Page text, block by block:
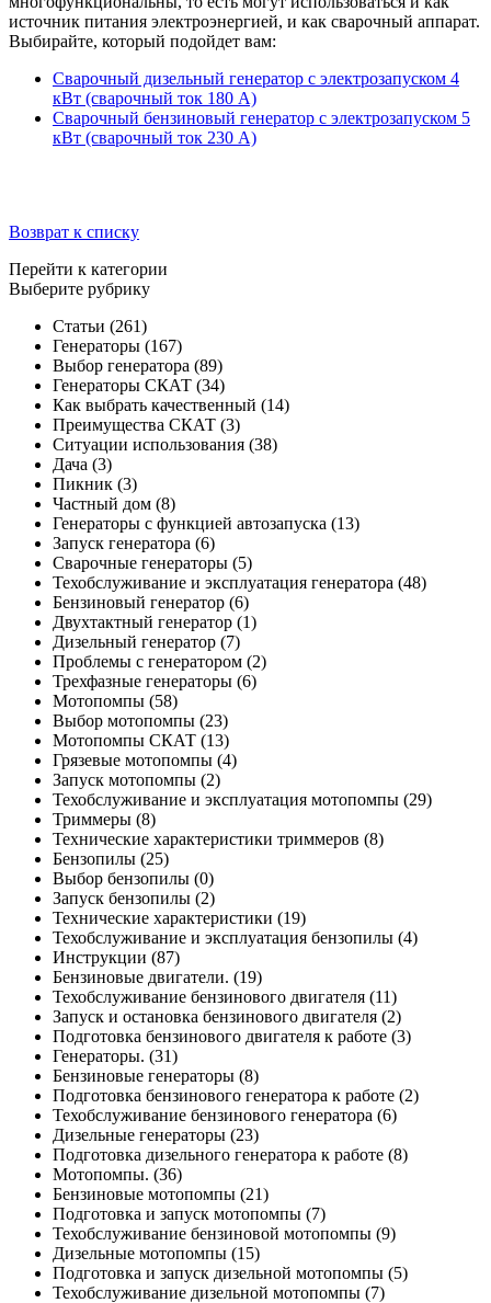
источник питания электроэнергией, и как сварочный аппарат.
Выбирайте, который подойдет вам:
Сварочный дизельный генератор с электрозапуском 4
кВт (сварочный ток 180 А)
Сварочный бензиновый генератор с электрозапуском 5
кВт (сварочный ток 230 А)
Возврат к списку
Перейти к категории
Выберите рубрику
Статьи (261)
Генераторы (167)
Выбор генератора (89)
Генераторы СКАТ (34)
Как выбрать качественный (14)
Преимущества СКАТ (3)
Ситуации использования (38)
Дача (3)
Пикник (3)
Частный дом (8)
Генераторы с функцией автозапуска (13)
Запуск генератора (6)
Сварочные генераторы (5)
Техобслуживание и эксплуатация генератора (48)
Бензиновый генератор (6)
Двухтактный генератор (1)
Дизельный генератор (7)
Проблемы с генератором (2)
Трехфазные генераторы (6)
Мотопомпы (58)
Выбор мотопомпы (23)
Мотопомпы СКАТ (13)
Грязевые мотопомпы (4)
Запуск мотопомпы (2)
Техобслуживание и эксплуатация мотопомпы (29)
Триммеры (8)
Технические характеристики триммеров (8)
Бензопилы (25)
Выбор бензопилы (0)
Запуск бензопилы (2)
Технические характеристики (19)
Техобслуживание и эксплуатация бензопилы (4)
Инструкции (87)
Бензиновые двигатели. (19)
Техобслуживание бензинового двигателя (11)
Запуск и остановка бензинового двигателя (2)
Подготовка бензинового двигателя к работе (3)
Генераторы. (31)
Бензиновые генераторы (8)
Подготовка бензинового генератора к работе (2)
Техобслуживание бензинового генератора (6)
Дизельные генераторы (23)
Подготовка дизельного генератора к работе (8)
Мотопомпы. (36)
Бензиновые мотопомпы (21)
Подготовка и запуск мотопомпы (7)
Техобслуживание бензиновой мотопомпы (9)
Дизельные мотопомпы (15)
Подготовка и запуск дизельной мотопомпы (5)
Техобслуживание дизельной мотопомпы (7)